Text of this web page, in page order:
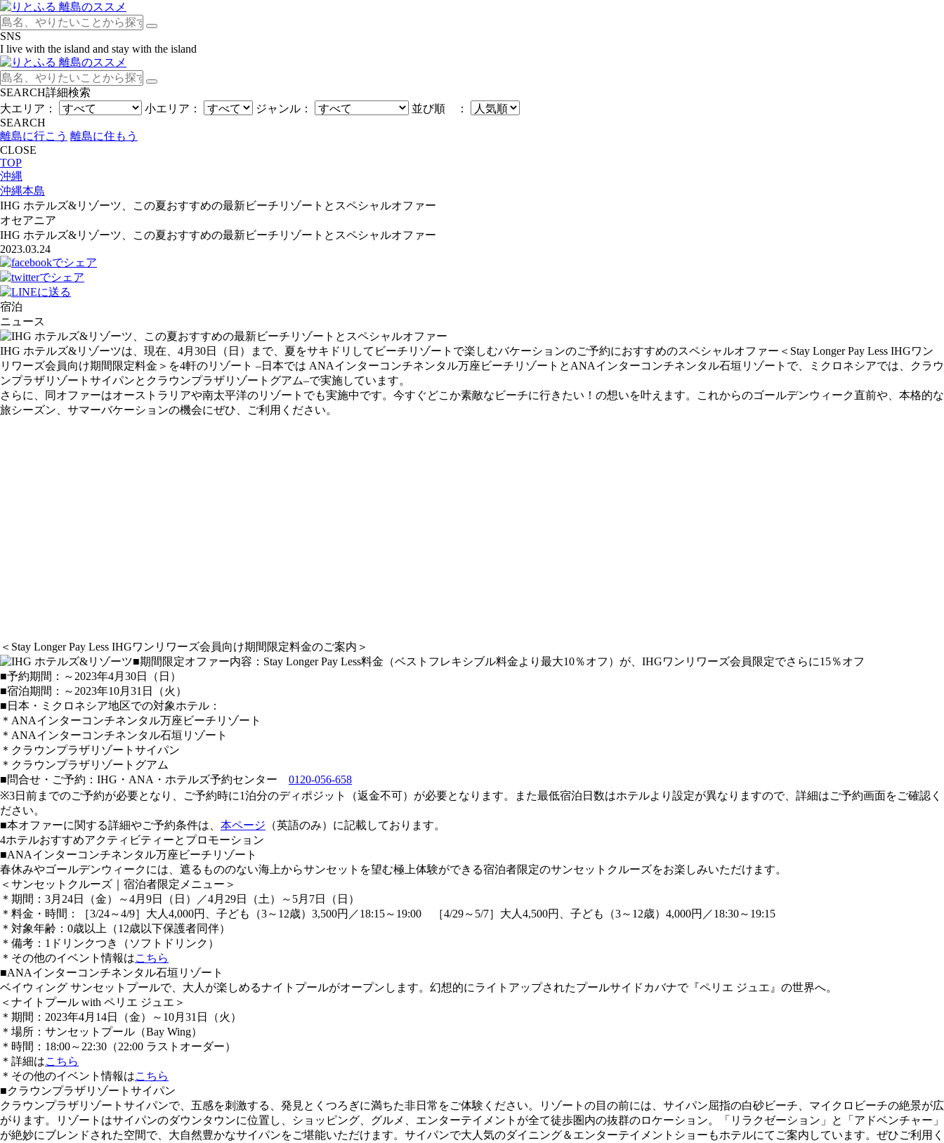
SNS
I live with the island and stay with the island
SEARCH詳細検索
大エリア：
小エリア： ジャンル：
並び順 ：
SEARCH
離島に行こう 離島に住もう
CLOSE
TOP
沖縄
沖縄本島
IHG ホテルズ&リゾーツ、この夏おすすめの最新ビーチリゾートとスペシャルオファー
オセアニア
IHG ホテルズ&リゾーツ、この夏おすすめの最新ビーチリゾートとスペシャルオファー
2023.03.24
宿泊
ニュース
IHG ホテルズ&リゾーツは、現在、4月30日（日）まで、夏をサキドリしてビーチリゾートで楽しむバケーションのご予約におすすめのスペシャルオファー＜Stay Longer Pay Less IHGワン
リワーズ会員向け期間限定料金＞を4軒のリゾート –日本では ANAインターコンチネンタル万座ビーチリゾートとANAインターコンチネンタル石垣リゾートで、ミクロネシアでは、クラウ
ンプラザリゾートサイパンとクラウンプラザリゾートグアム–で実施しています。
さらに、同オファーはオーストラリアや南太平洋のリゾートでも実施中です。今すぐどこか素敵なビーチに行きたい！の想いを叶えます。これからのゴールデンウィーク直前や、本格的な
旅シーズン、サマーバケーションの機会にぜひ、ご利用ください。
＜Stay Longer Pay Less IHGワンリワーズ会員向け期間限定料金のご案内＞
■期間限定オファー内容：Stay Longer Pay Less料金（ベストフレキシブル料金より最大10％オフ）が、IHGワンリワーズ会員限定でさらに15％オフ
■予約期間：～2023年4月30日（日）
■宿泊期間：～2023年10月31日（火）
■日本・ミクロネシア地区での対象ホテル：
＊ANAインターコンチネンタル万座ビーチリゾート
＊ANAインターコンチネンタル石垣リゾート
＊クラウンプラザリゾートサイパン
＊クラウンプラザリゾートグアム
■問合せ・ご予約：IHG・ANA・ホテルズ予約センター 0120-056-658
※3日前までのご予約が必要となり、ご予約時に1泊分のディポジット（返金不可）が必要となります。また最低宿泊日数はホテルより設定が異なりますので、詳細はご予約画面をご確認く
ださい。
■本オファーに関する詳細やご予約条件は、 本ページ （英語のみ）に記載しております。
4ホテルおすすめアクティビティーとプロモーション
■ANAインターコンチネンタル万座ビーチリゾート
春休みやゴールデンウィークには、遮るもののない海上からサンセットを望む極上体験ができる宿泊者限定のサンセットクルーズをお楽しみいただけます。
＜サンセットクルーズ｜宿泊者限定メニュー＞
＊期間：3月24日（金）～4月9日（日）／4月29日（土）～5月7日（日）
＊料金・時間：［3/24～4/9］大人4,000円、子ども（3～12歳）3,500円／18:15～19:00 ［4/29～5/7］大人4,500円、子ども（3～12歳）4,000円／18:30～19:15
＊対象年齢：0歳以上（12歳以下保護者同伴）
＊備考：1ドリンクつき（ソフトドリンク）
＊その他のイベント情報はこちら
■ANAインターコンチネンタル石垣リゾート
ベイウィング サンセットプールで、大人が楽しめるナイトプールがオープンします。幻想的にライトアップされたプールサイドカバナで『ペリエ ジュエ』の世界へ。
＜ナイトプール with ペリエ ジュエ＞
＊期間：2023年4月14日（金）～10月31日（火）
＊場所：サンセットプール（Bay Wing）
＊時間：18:00～22:30（22:00 ラストオーダー）
＊詳細はこちら
＊その他のイベント情報はこちら
■クラウンプラザリゾートサイパン
クラウンプラザリゾートサイパンで、五感を刺激する、発見とくつろぎに満ちた非日常をご体験ください。リゾートの目の前には、サイパン屈指の白砂ビーチ、マイクロビーチの絶景が広
がります。リゾートはサイパンのダウンタウンに位置し、ショッピング、グルメ、エンターテイメントが全て徒歩圏内の抜群のロケーション。「リラクゼーション」と「アドベンチャー」
が絶妙にブレンドされた空間で、大自然豊かなサイパンをご堪能いただけます。サイパンで大人気のダイニング＆エンターテイメントショーもホテルにてご案内しています。ぜひご利用く